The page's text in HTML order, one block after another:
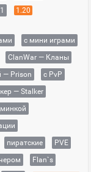
1.20
с мини играми
ClanWar — Кланы
— Prison
с PvP
— Stalker
пиратские
PVE
Flan`s